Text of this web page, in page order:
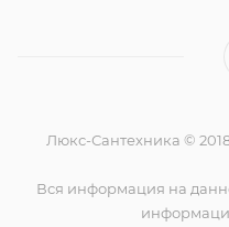
Люкс-Сантехника ©
Вся информация на